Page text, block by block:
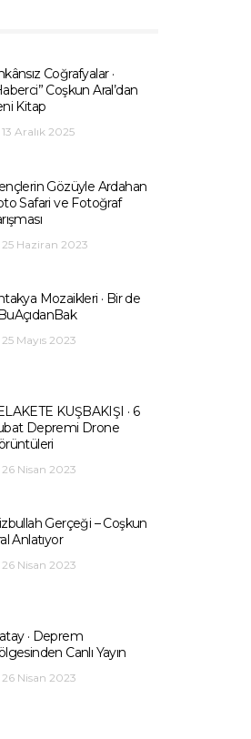
Coğrafyalar ·
Coşkun Aral’dan
Kitap
13 Aralık 2025
Gözüyle Ardahan
Safari ve Fotoğraf
25 Haziran 2023
Mozaikleri · Bir de
25 Mayıs 2023
KUŞBAKIŞI · 6
Depremi Drone
26 Nisan 2023
Gerçeği – Coşkun
Anlatıyor
26 Nisan 2023
· Deprem
Canlı Yayın
26 Nisan 2023